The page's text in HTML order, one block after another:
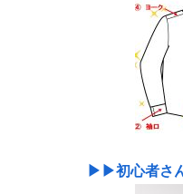
▶︎▶︎初心者さ